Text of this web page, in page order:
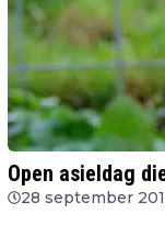
Open asieldag
28 september